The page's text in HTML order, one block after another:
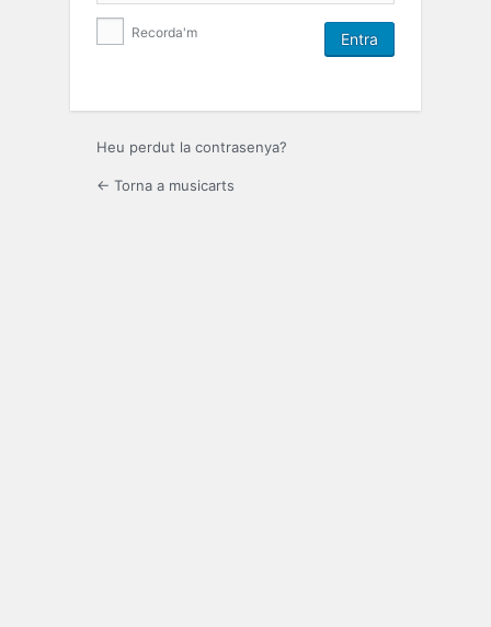
Recorda'm
Heu perdut la contrasenya?
← Torna a musicarts